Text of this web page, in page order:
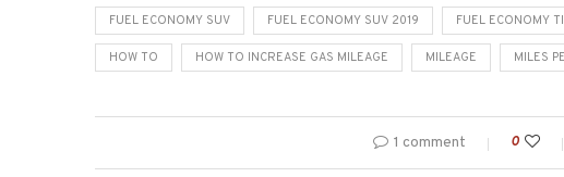
FUEL ECONOMY SUV FUEL ECONOMY SUV 2019 FUEL ECONOMY
HOW TO HOW TO INCREASE GAS MILEAGE MILEAGE MILES
1 comment 0